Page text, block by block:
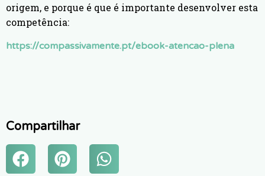
origem, e porque é que é importante desenvolver esta
competência:
https://compassivamente.pt/ebook-atencao-plena
Compartilhar